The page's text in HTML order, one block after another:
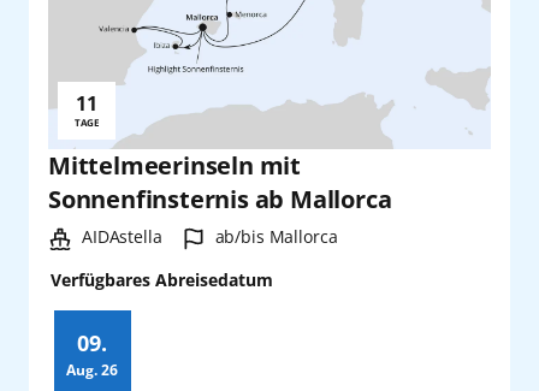
Mittelmeerinseln mit
Sonnenfinsternis ab Mallorca
Schiff:
AIDAstella Hafen:
ab/bis Mallorca
Verfügbares Abreisedatum
09.
Aug. 26
Reisedauer:
11
TAGE